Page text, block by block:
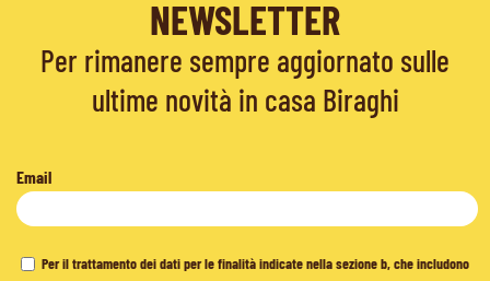
NEWSLETTER
Per rimanere sempre aggiornato sulle
ultime novità in casa Biraghi
Email
Per il trattamento dei dati per le finalità indicate nella sezione b, che includono